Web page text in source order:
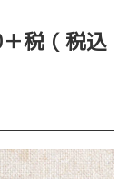
税 ( 税込